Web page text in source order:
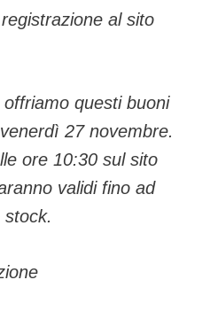
al sito
questi buoni
27 novembre.
ore 10:30 sul sito
validi fino ad